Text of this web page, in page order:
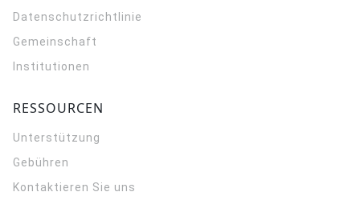
Datenschutzrichtlinie
Gemeinschaft
Institutionen
RESSOURCEN
Unterstützung
Gebühren
Kontaktieren Sie uns